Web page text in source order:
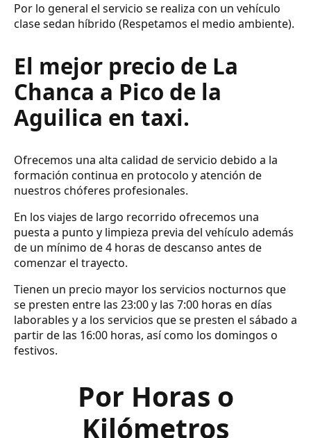
Por lo general el servicio se realiza con un vehículo
clase sedan híbrido (Respetamos el medio ambiente).
El mejor precio de La
Chanca a Pico de la
Aguilica en taxi.
Ofrecemos una alta calidad de servicio debido a la
formación continua en protocolo y atención de
nuestros chóferes profesionales.
En los viajes de largo recorrido ofrecemos una
puesta a punto y limpieza previa del vehículo además
de un mínimo de 4 horas de descanso antes de
comenzar el trayecto.
Tienen un precio mayor los servicios nocturnos que
se presten entre las 23:00 y las 7:00 horas en días
laborables y a los servicios que se presten el sábado a
partir de las 16:00 horas, así como los domingos o
festivos.
Por Horas o
Kilómetros